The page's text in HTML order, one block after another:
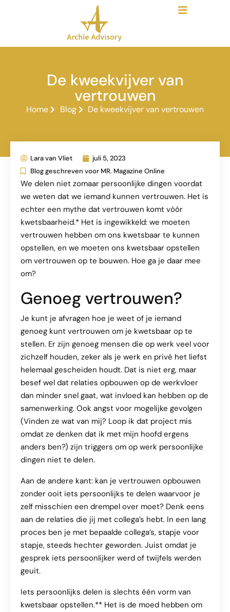
De kweekvijver van
vertrouwen
Home Blog De kweekvijver van vertrouwen
Lara van Vliet
juli 5, 2023
Blog geschreven voor MR. Magazine Online
We delen niet zomaar persoonlijke dingen voordat
we weten dat we iemand kunnen vertrouwen. Het is
echter een mythe dat vertrouwen komt vóór
kwetsbaarheid.* Het is ingewikkeld: we moeten
vertrouwen hebben om ons kwetsbaar te kunnen
opstellen, en we moeten ons kwetsbaar opstellen
om vertrouwen op te bouwen. Hoe ga je daar mee
om?
Genoeg vertrouwen?
Je kunt je afvragen hoe je weet of je iemand
genoeg kunt vertrouwen om je kwetsbaar op te
stellen. Er zijn genoeg mensen die op werk veel voor
zichzelf houden, zeker als je werk en privé het liefst
helemaal gescheiden houdt. Dat is niet erg, maar
besef wel dat relaties opbouwen op de werkvloer
dan minder snel gaat, wat invloed kan hebben op de
samenwerking. Ook angst voor mogelijke gevolgen
(Vinden ze wat van mij? Loop ik dat project mis
omdat ze denken dat ik met mijn hoofd ergens
anders ben?) zijn triggers om op werk persoonlijke
dingen niet te delen.
Aan de andere kant: kan je vertrouwen opbouwen
zonder ooit iets persoonlijks te delen waarvoor je
zelf misschien een drempel over moet? Denk eens
aan de relaties die jij met collega’s hebt. In een lang
proces ben je met bepaalde collega’s, stapje voor
stapje, steeds hechter geworden. Juist omdat je
gesprek iets persoonlijker werd of twijfels werden
geuit.
Iets persoonlijks delen is slechts één vorm van
kwetsbaar opstellen.** Het is de moed hebben om